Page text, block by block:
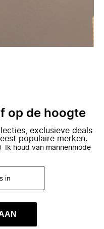
op de hoogte
exclusieve deals
populaire merken.
Ik houd van mannenmode